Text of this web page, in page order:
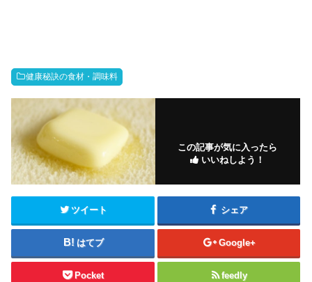
健康秘訣の食材・調味料
この記事が気に入ったら
いいねしよう！
ツイート シェア
はてブ Google+
Pocket feedly